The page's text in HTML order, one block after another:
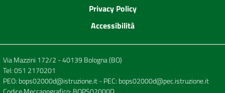
Privacy Policy
Accessibilità
Via Mazzini 172/2 - 40139 Bologna (BO)
Tel:051 2170201
PEO: bops02000d@istruzione.it- PEC: bops02000d@pec.istruzione.it